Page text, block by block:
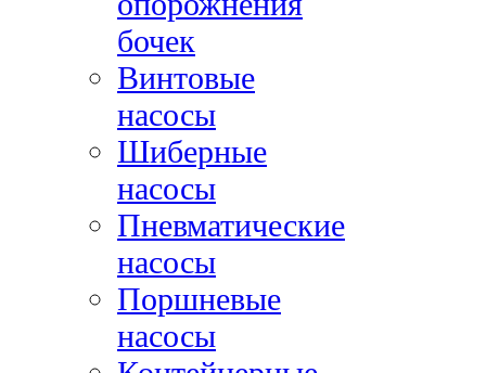
бочек
Винтовые
насосы
Шиберные
насосы
Пневматические
насосы
Поршневые
насосы